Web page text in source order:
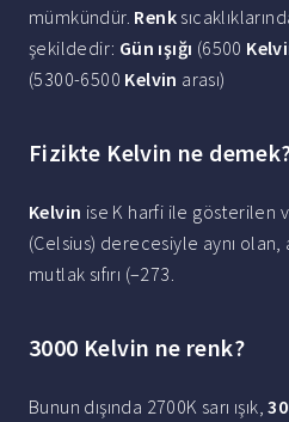
mümkündür. Renk
şekildedir: Gün ışığı (6500
(5300-6500 Kelvin arası)
Fizikte Kelvin ne
Kelvin ise K harfi ile gösterilen
(Celsius) derecesiyle aynı olan,
mutlak sıfırı (–273.
3000 Kelvin ne renk?
Bunun dışında 2700K sarı ışık,